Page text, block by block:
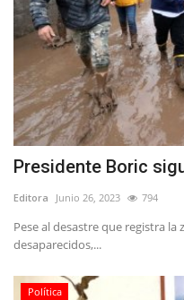
Presidente Boric
Editora Junio 26, 2023 794
Pese al desastre que registra la
desaparecidos,...
Política